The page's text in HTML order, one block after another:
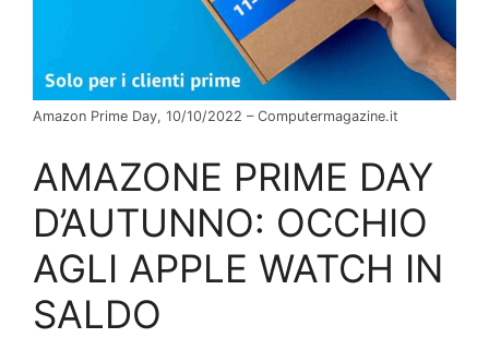
Amazon Prime Day, 10/10/2022 – Computermagazine.it
AMAZONE PRIME DAY
D’AUTUNNO: OCCHIO
AGLI APPLE WATCH IN
SALDO